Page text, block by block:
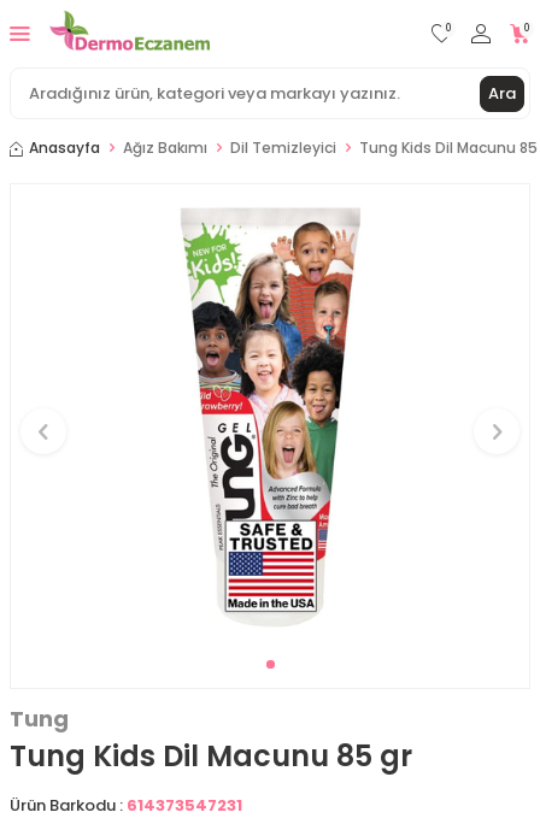
Ara
0 0
Anasayfa Ağız Bakımı Dil Temizleyici Tung Kids Dil Macunu
Tung
Tung Kids Dil Macunu 85 gr
Ürün Barkodu : 614373547231